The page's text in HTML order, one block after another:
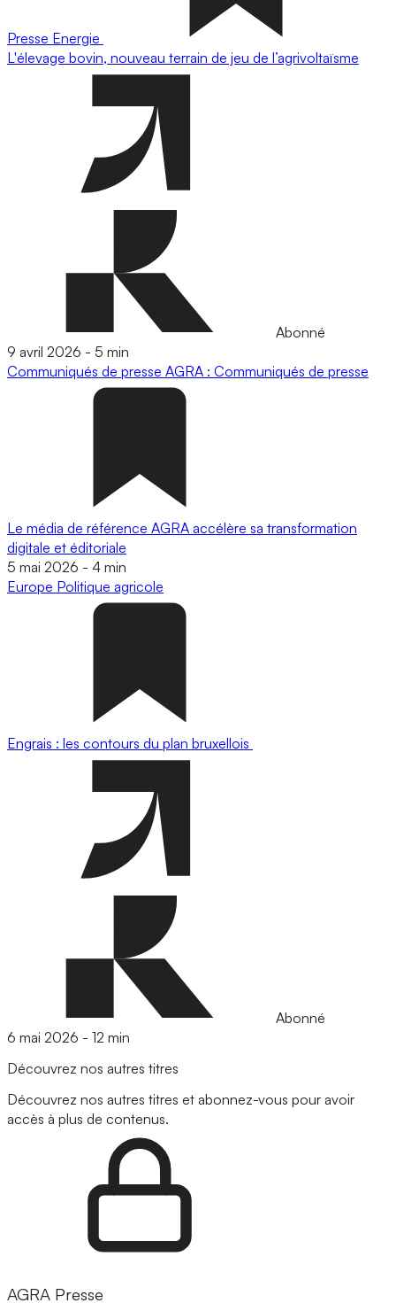
Presse Energie
L'élevage bovin, nouveau terrain de jeu de l’agrivoltaïsme
Abonné
9 avril 2026 - 5 min
Communiqués de presse AGRA : Communiqués de presse
Le média de référence AGRA accélère sa transformation
digitale et éditoriale
5 mai 2026 - 4 min
Europe Politique agricole
Engrais : les contours du plan bruxellois
Abonné
6 mai 2026 - 12 min
Découvrez nos autres titres
Découvrez nos autres titres et abonnez-vous pour avoir
accès à plus de contenus.
AGRA Presse